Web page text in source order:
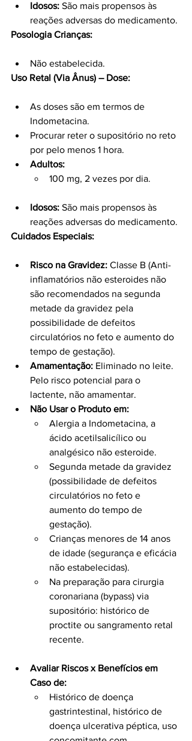
Idosos: São mais propensos às
reações adversas do medicamento.
Posologia Crianças:
Não estabelecida.
Uso Retal (Via Ânus) – Dose:
As doses são em termos de
Indometacina.
Procurar reter o supositório no reto
por pelo menos 1 hora.
Adultos:
100 mg, 2 vezes por dia.
Idosos: São mais propensos às
reações adversas do medicamento.
Cuidados Especiais:
Risco na Gravidez: Classe B (Anti-
inflamatórios não esteroides não
são recomendados na segunda
metade da gravidez pela
possibilidade de defeitos
circulatórios no feto e aumento do
tempo de gestação).
Amamentação: Eliminado no leite.
Pelo risco potencial para o
lactente, não amamentar.
Não Usar o Produto em:
Alergia a Indometacina, a
ácido acetilsalicílico ou
analgésico não esteroide.
Segunda metade da gravidez
(possibilidade de defeitos
circulatórios no feto e
aumento do tempo de
gestação).
Crianças menores de 14 anos
de idade (segurança e eficácia
não estabelecidas).
Na preparação para cirurgia
coronariana (bypass) via
supositório: histórico de
proctite ou sangramento retal
recente.
Avaliar Riscos x Benefícios em
Caso de:
Histórico de doença
gastrintestinal, histórico de
doença ulcerativa péptica, uso